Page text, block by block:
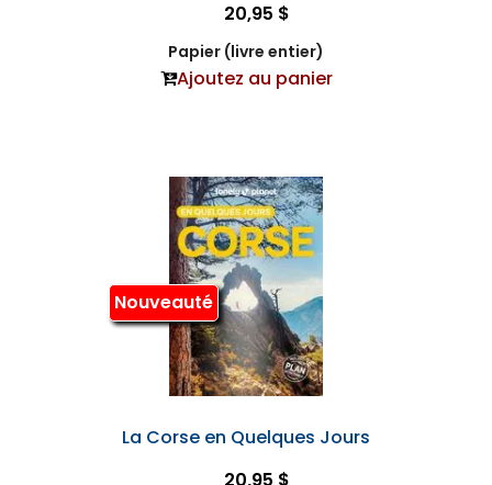
20,95 $
Papier (livre entier)
Ajoutez au panier
Nouveauté
La Corse en Quelques Jours